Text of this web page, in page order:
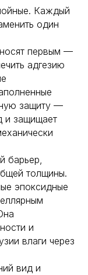
Каждый
один
первым —
адгезию
защиту —
и защищает
барьер,
толщины.
эпоксидные
и
влаги через
вид и